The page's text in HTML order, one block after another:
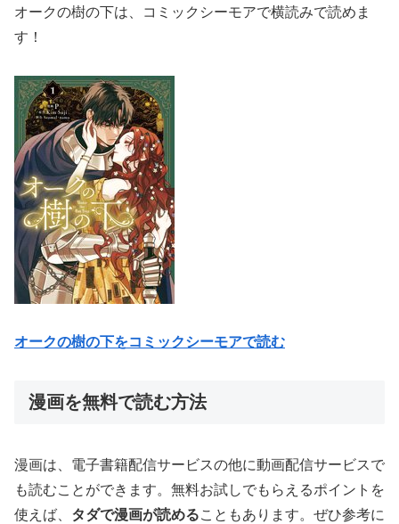
オークの樹の下は、コミックシーモアで横読みで読めま
す！
オークの樹の下をコミックシーモアで読む
漫画を無料で読む方法
漫画は、電子書籍配信サービスの他に動画配信サービスで
も読むことができます。無料お試しでもらえるポイントを
使えば、 タダで漫画が読めることもあります。ぜひ参考に